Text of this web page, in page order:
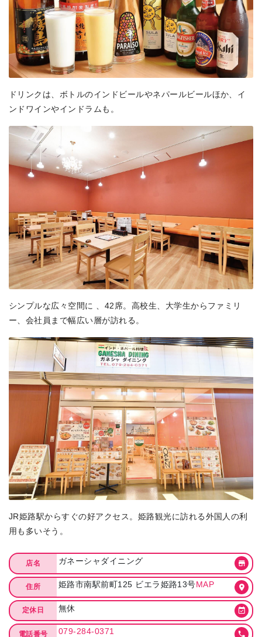
ドリンクは、ボトルのインドビールやネパールビールほか、イ
ンドワインやインドラムも。
シンプルな広々空間に 、42席。高校生、大学生からファミリ
ー、会社員まで幅広い層が訪れる。
JR姫路駅からすぐの好アクセス。姫路観光に訪れる外国人の利
用も多いそう。
店名 ガネーシャダイニング
住所 姫路市南駅前町125 ビエラ姫路13号MAP
定休日 無休
電話番号 079-284-0371